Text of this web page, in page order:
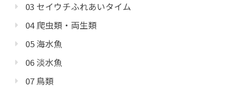
03 セイウチふれあいタイム
04 爬虫類・両生類
05 海水魚
06 淡水魚
07 鳥類